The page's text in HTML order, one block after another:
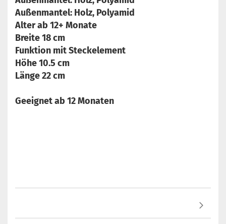
Außenmantel: Holz, Polyamid
Alter ab 12+ Monate
Breite 18 cm
Funktion mit Steckelement
Höhe 10.5 cm
Länge 22 cm
Geeignet ab 12 Monaten